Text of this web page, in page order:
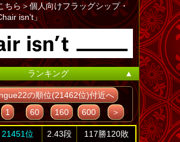
ちら＞個人向けフラッグシップ・
isn't」
ランキング ▲
の順位(21462位)付近へ
1 60 160 600 ＞
21451位 2.43段
117勝120敗